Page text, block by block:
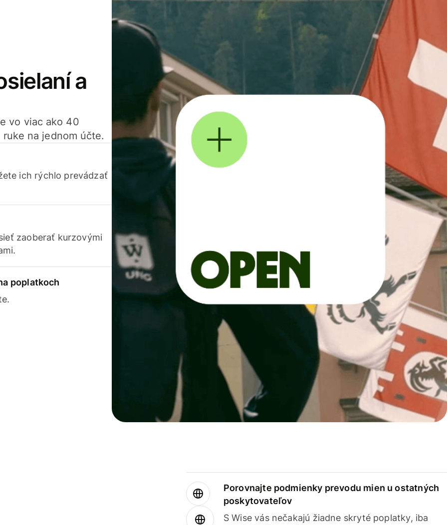
a
vo viac ako 40
na jednom účte.
ich rýchlo prevádzať
zaoberať kurzovými
poplatkoch
Porovnajte podmienky prevodu mien u ostatných
poskytovateľov
S Wise vás nečakajú žiadne skryté poplatky, iba